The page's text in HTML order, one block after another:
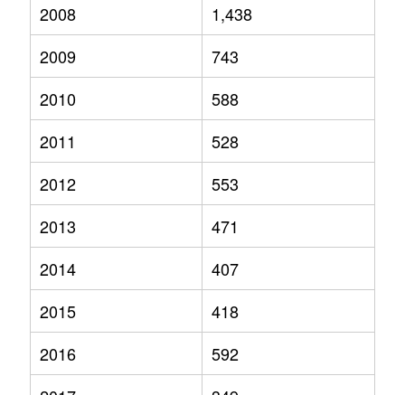
2008
1,438
2009
743
2010
588
2011
528
2012
553
2013
471
2014
407
2015
418
2016
592